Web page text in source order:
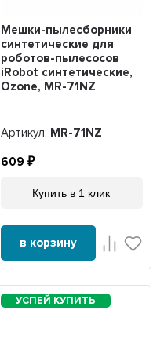
Мешки-пылесборники
синтетические для
роботов-пылесосов
iRobot синтетические,
Ozone, MR-71NZ
Артикул: MR-71NZ
609
Купить в 1 клик
в корзину